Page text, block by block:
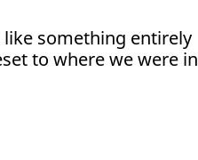
something entirely
to where we were in